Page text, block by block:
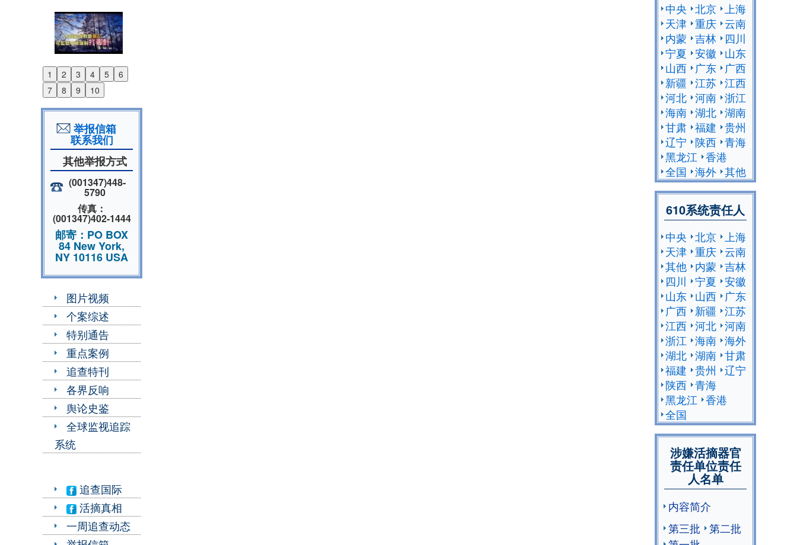
1 2 3 4 5
6
7
8 9 10
Previous
Next
举报信箱
联系我们
其他举报方式
(001347)448-
5790
传真：
(001347)402-1444
邮寄：PO BOX
84 New York,
NY 10116 USA
图片视频
个案综述
特别通告
重点案例
追查特刊
各界反响
舆论史鉴
全球监视追踪
系统
追查国际
活摘真相
一周追查动态
中央 北京
上海
天津 重庆 云南
内蒙 吉林
四川
宁夏 安徽
山东
山西
广东
广西
新疆 江苏 江西
河北 河南 浙江
海南 湖北 湖南
甘肃 福建 贵州
辽宁
陕西 青海
黑龙江 香港
全国 海外 其他
610系统责任人
中央 北京
上海
天津 重庆 云南
其他 内蒙 吉林
四川
宁夏 安徽
山东 山西
广东
广西 新疆 江苏
江西 河北 河南
浙江 海南 海外
湖北 湖南 甘肃
福建 贵州
辽宁
陕西 青海
黑龙江 香港
全国
涉嫌活摘器官
责任单位责任
人名单
内容简介
第三批
第二批